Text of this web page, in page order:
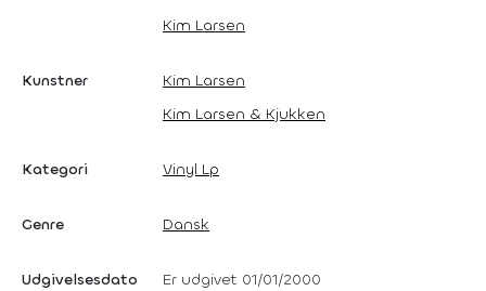
Kim Larsen
Kunstner
Kim Larsen
Kim Larsen & Kjukken
Kategori Vinyl Lp
Genre Dansk
Udgivelsesdato Er udgivet 01/01/2000